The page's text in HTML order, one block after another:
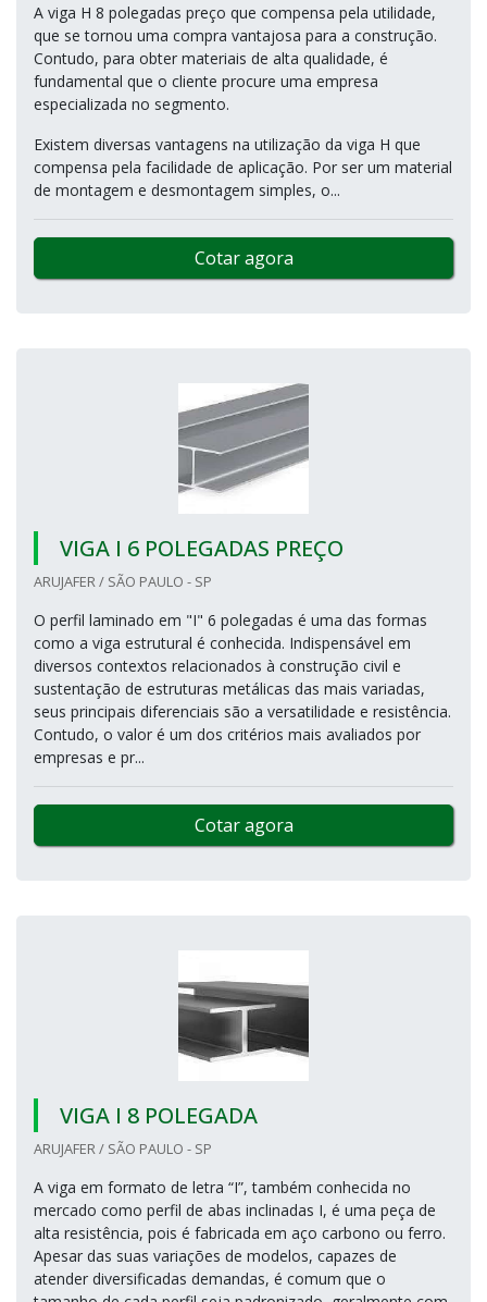
A viga H 8 polegadas preço que compensa pela utilidade,
que se tornou uma compra vantajosa para a construção.
Contudo, para obter materiais de alta qualidade, é
fundamental que o cliente procure uma empresa
especializada no segmento.
Existem diversas vantagens na utilização da viga H que
compensa pela facilidade de aplicação. Por ser um material
de montagem e desmontagem simples, o...
Cotar agora
VIGA I 6 POLEGADAS PREÇO
ARUJAFER / SÃO PAULO - SP
O perfil laminado em "I" 6 polegadas é uma das formas
como a viga estrutural é conhecida. Indispensável em
diversos contextos relacionados à construção civil e
sustentação de estruturas metálicas das mais variadas,
seus principais diferenciais são a versatilidade e resistência.
Contudo, o valor é um dos critérios mais avaliados por
empresas e pr...
Cotar agora
VIGA I 8 POLEGADA
ARUJAFER / SÃO PAULO - SP
A viga em formato de letra “I”, também conhecida no
mercado como perfil de abas inclinadas I, é uma peça de
alta resistência, pois é fabricada em aço carbono ou ferro.
Apesar das suas variações de modelos, capazes de
atender diversificadas demandas, é comum que o